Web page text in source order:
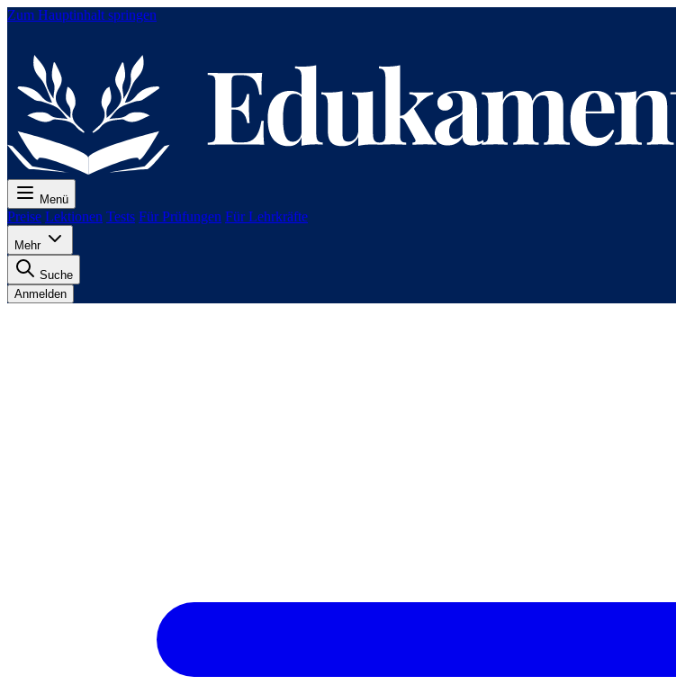
Zum Hauptinhalt springen
Menü
Preise Lektionen Tests Für Prüfungen Für Lehrkräfte
Mehr
Suche
Anmelden